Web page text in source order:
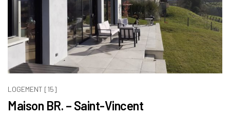
LOGEMENT [15]
Maison BR. – Saint-Vincent